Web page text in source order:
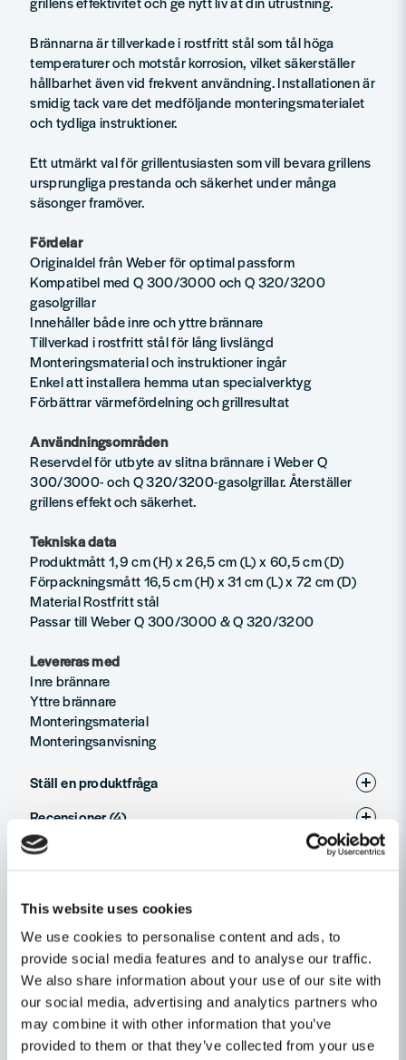
This website uses cookies
We use cookies to personalise content and ads, to
provide social media features and to analyse our traffic.
We also share information about your use of our site with
our social media, advertising and analytics partners who
may combine it with other information that you’ve
provided to them or that they’ve collected from your use
Brännarna är tillverkade i rostfritt stål som tål höga
temperaturer och motstår korrosion, vilket säkerställer
hållbarhet även vid frekvent användning. Installationen är
smidig tack vare det medföljande monteringsmaterialet
och tydliga instruktioner.
Ett utmärkt val för grillentusiasten som vill bevara grillens
ursprungliga prestanda och säkerhet under många
säsonger framöver.
Fördelar
Originaldel från Weber för optimal passform
Kompatibel med Q 300/3000 och Q 320/3200
gasolgrillar
Innehåller både inre och yttre brännare
Tillverkad i rostfritt stål för lång livslängd
Monteringsmaterial och instruktioner ingår
Enkel att installera hemma utan specialverktyg
Förbättrar värmefördelning och grillresultat
Användningsområden
Reservdel för utbyte av slitna brännare i Weber Q
300/3000- och Q 320/3200-gasolgrillar. Återställer
grillens effekt och säkerhet.
Tekniska data
Produktmått 1,9 cm (H) x 26,5 cm (L) x 60,5 cm (D)
Förpackningsmått 16,5 cm (H) x 31 cm (L) x 72 cm (D)
Material Rostfritt stål
Passar till Weber Q 300/3000 & Q 320/3200
Levereras med
Inre brännare
Yttre brännare
Monteringsmaterial
Monteringsanvisning
Ställ en produktfråga
question
Fråga oss något om denna produkten...
name
email
Mejladress
Recensioner (4)
Tack för perfekt service och mycket snabb
Morgan
för 1 månad sedan
Snabb leverans, o varan passade perfekt.
Lars
för 2 månader sedan
Reservdelar
Weber Reservdelar
Grill & tillbehör
Hem, Skog & Trädgård
Andra produkter i kategorin